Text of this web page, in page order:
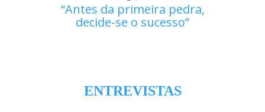
Antes da primeira pedra,
decide-se o sucesso
ENTREVISTAS